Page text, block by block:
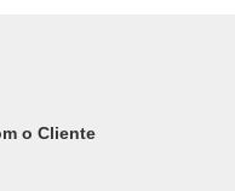
o Cliente